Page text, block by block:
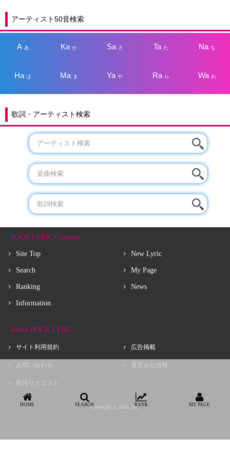
アーティスト50音検索
A あ Kaか Sa さ Taた Na な
Haは Ma ま Yaや Ra ら Wa わ
歌詞・アーティスト検索
ROCK LYRIC Contents
Site Top
Search
Ranking
Information
New Lyric
My Page
News
About ROCK LYRIC
サイト利用規約
お問い合わせ
歌詩リクエスト
広告掲載
運営会社情報
Copyright © choir, Inc.
HOME SEARCH RANK MY PAGE